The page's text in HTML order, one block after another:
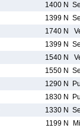
1400 N
1399 N
1740 N
1399 N
1540 N
1550 N
1290 N
1830 N
1330 N
1199 N